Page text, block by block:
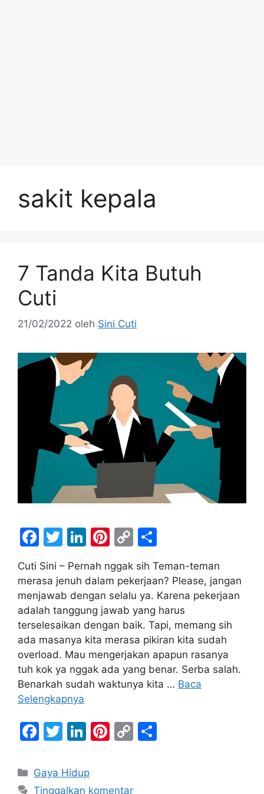
sakit kepala
7 Tanda Kita Butuh
Cuti
21/02/2022 oleh Sini Cuti
F
a
c
e
b
o
o
k
T
w
itt
er
Li
n
k
e
dI
n
Pi
er
e
st
C
o
p
y
Li
n
k
h
ar
e
Cuti Sini – Pernah nggak sih Teman-teman
merasa jenuh dalam pekerjaan? Please, jangan
menjawab dengan selalu ya. Karena pekerjaan
adalah tanggung jawab yang harus
terselesaikan dengan baik. Tapi, memang sih
ada masanya kita merasa pikiran kita sudah
overload. Mau mengerjakan apapun rasanya
tuh kok ya nggak ada yang benar. Serba salah.
Benarkah sudah waktunya kita … Baca
Selengkapnya
F
c
e
T
itt
er
Li
k
e
Pi
e
C
Kategori
Gaya Hidup
Tinggalkan komentar